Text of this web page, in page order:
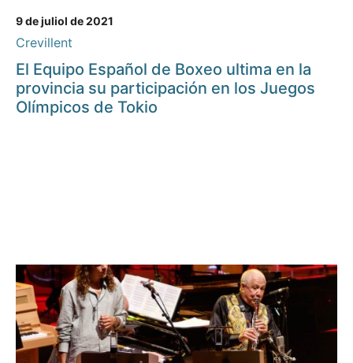
9 de juliol de 2021
Crevillent
El Equipo Español de Boxeo ultima en la
provincia su participación en los Juegos
Olímpicos de Tokio